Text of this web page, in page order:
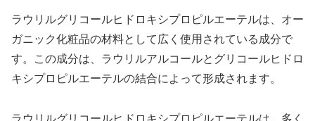
ラウリルグリコールヒドロキシプロピルエーテルは、オー
ガニック化粧品の材料として広く使用されている成分で
す。この成分は、ラウリルアルコールとグリコールヒドロ
キシプロピルエーテルの結合によって形成されます。